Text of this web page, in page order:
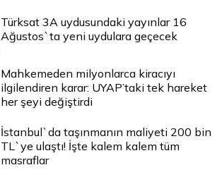
Türksat 3A uydusundaki yayınlar 16
Ağustos`ta yeni uydulara geçecek
Mahkemeden milyonlarca kiracıyı
ilgilendiren karar: UYAP’taki tek hareket
her şeyi değiştirdi
İstanbul`da taşınmanın maliyeti 200 bin
TL`ye ulaştı! İşte kalem kalem tüm
masraflar